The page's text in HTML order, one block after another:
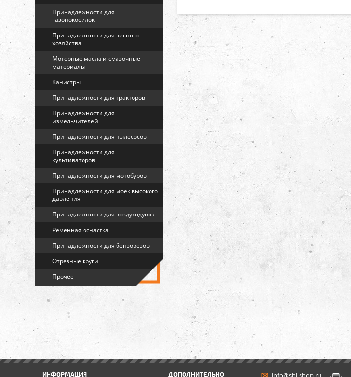
Принадлежности для
газонокосилок
Принадлежности для лесного
хозяйства
Моторные масла и смазочные
материалы
Канистры
Принадлежности для тракторов
Принадлежности для
измельчителей
Принадлежности для пылесосов
Принадлежности для
культиваторов
Принадлежности для мотобуров
Принадлежности для моек высокого
давления
Принадлежности для воздуходувок
Ременная оснастка
Принадлежности для бензорезов
Отрезные круги
Прочее
ИНФОРМАЦИЯ ДОПОЛНИТЕЛЬНО info@shl-shop.ru